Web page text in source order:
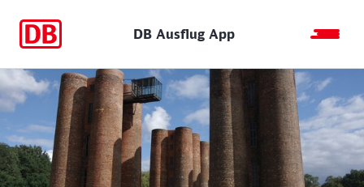
DB Ausflug App